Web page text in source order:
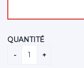
QUANTITÉ